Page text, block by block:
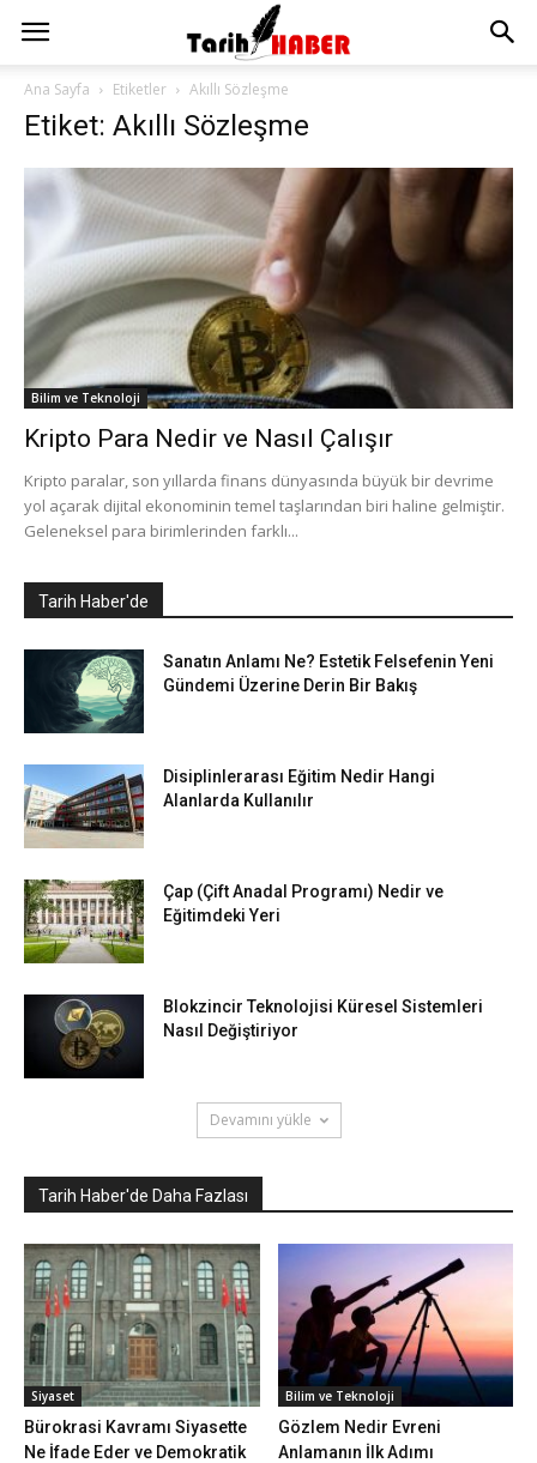
Ana Sayfa Etiketler Akıllı Sözleşme
Etiket: Akıllı Sözleşme
Bilim ve Teknoloji
Kripto Para Nedir ve Nasıl Çalışır
Kripto paralar, son yıllarda finans dünyasında büyük bir devrime
yol açarak dijital ekonominin temel taşlarından biri haline gelmiştir.
Geleneksel para birimlerinden farklı...
Tarih Haber'de
Sanatın Anlamı Ne? Estetik Felsefenin Yeni
Gündemi Üzerine Derin Bir Bakış
Disiplinlerarası Eğitim Nedir Hangi
Alanlarda Kullanılır
Çap (Çift Anadal Programı) Nedir ve
Eğitimdeki Yeri
Blokzincir Teknolojisi Küresel Sistemleri
Nasıl Değiştiriyor
Devamını yükle
Tarih Haber'de Daha Fazlası
Siyaset
Bürokrasi Kavramı Siyasette
Ne İfade Eder ve Demokratik
Bilim ve Teknoloji
Gözlem Nedir Evreni
Anlamanın İlk Adımı